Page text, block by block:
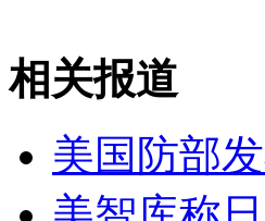
相关报道
美国防部